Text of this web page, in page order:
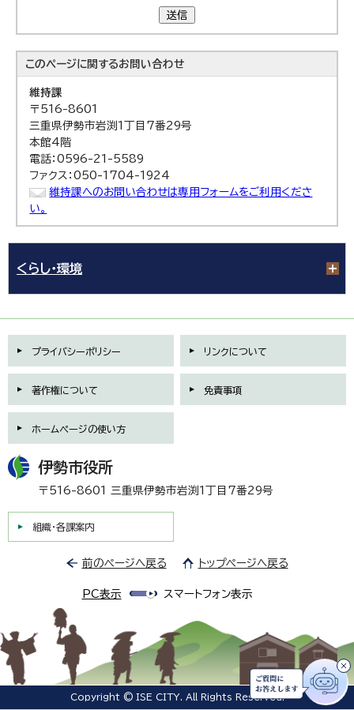
送信
このページに関するお問い合わせ
維持課
〒516-8601
三重県伊勢市岩渕1丁目7番29号
本館4階
電話：0596-21-5589
ファクス：050-1704-1924
維持課へのお問い合わせは専用フォームをご利用くださ
い。
くらし・環境
プライバシーポリシー リンクについて
著作権について 免責事項
ホームページの使い方
伊勢市役所
〒516-8601 三重県伊勢市岩渕1丁目7番29号
組織・各課案内
前のページへ戻る トップページへ戻る
PC表示 スマートフォン表示
Copyright © ISE CITY. All Rights Reserved.